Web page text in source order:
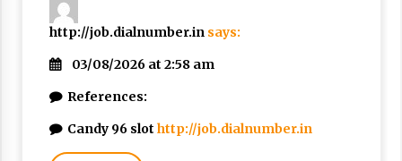
http://job.dialnumber.in says:
03/08/2026 at 2:58 am
References:
Candy 96 slot http://job.dialnumber.in